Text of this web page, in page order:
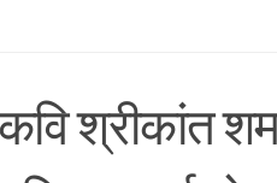
श्रीकांत